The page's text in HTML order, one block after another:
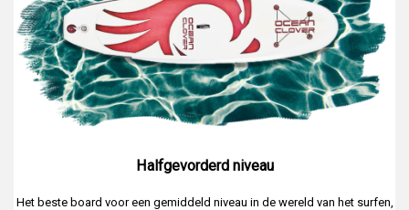
Halfgevorderd niveau
Het beste board voor een gemiddeld niveau in de wereld van het surfen,